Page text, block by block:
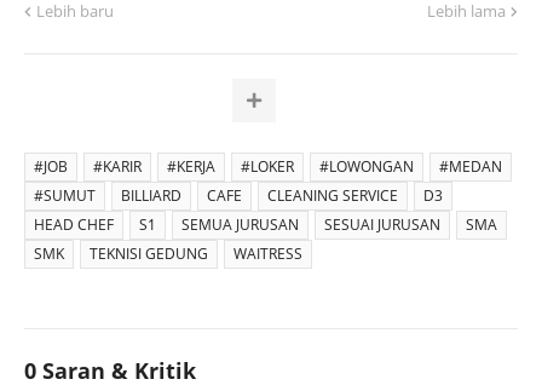
Lebih baru Lebih lama
#JOB #KARIR #KERJA #LOKER #LOWONGAN
#MEDAN
#SUMUT
BILLIARD CAFE CLEANING SERVICE
D3
HEAD CHEF
S1 SEMUA JURUSAN SESUAI JURUSAN
SMA
SMK
TEKNISI GEDUNG WAITRESS
0 Saran & Kritik